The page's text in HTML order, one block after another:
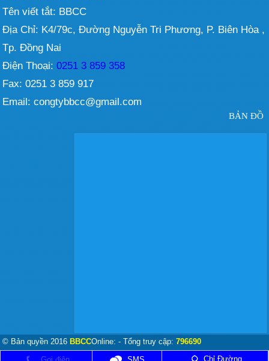
Tên viết tắt: BBCC
Địa Chỉ: K4/79c, Đường Nguyễn Tri Phương, P. Biên Hòa ,
Tp. Đồng Nai
Điện Thoại: 0251 3 859 358
Fax: 0251 3 859 917
Email: congtybbcc@gmail.com
BẢN ĐỒ
© Bản quyền 2016 BBCCOnline:- Tổng truy cập:796690
Chỉ Đường